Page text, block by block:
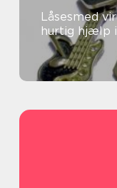
Låsesmed virum tryghed,
hurtig hjælp